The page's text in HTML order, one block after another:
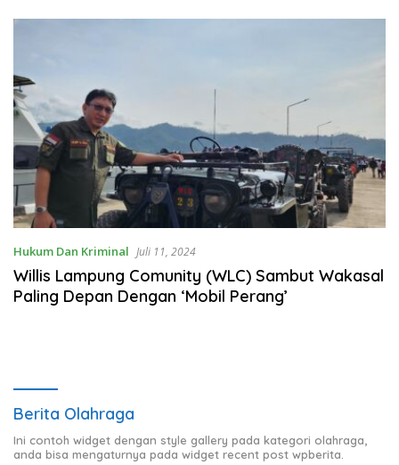
Hukum Dan Kriminal Juli 11, 2024
Willis Lampung Comunity (WLC) Sambut Wakasal
Paling Depan Dengan ‘Mobil Perang’
Berita Olahraga
Ini contoh widget dengan style gallery pada kategori olahraga,
anda bisa mengaturnya pada widget recent post wpberita.